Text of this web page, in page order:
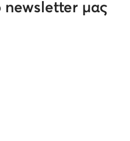
newsletter μας